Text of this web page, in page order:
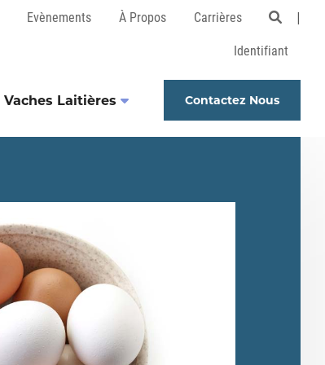
Evènements À Propos Carrières
Identifiant
Vaches Laitières Contactez Nous